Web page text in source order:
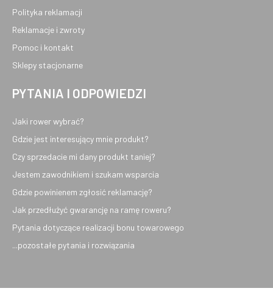
Polityka reklamacji
Reklamacje i zwroty
Pomoc i kontakt
Sklepy stacjonarne
PYTANIA I ODPOWIEDZI
Jaki rower wybrać?
Gdzie jest interesujący mnie produkt?
Czy sprzedacie mi dany produkt taniej?
Jestem zawodnikiem i szukam wsparcia
Gdzie powinienem zgłosić reklamację?
Jak przedłużyć gwarancję na ramę roweru?
Pytania dotyczące realizacji bonu towarowego
...pozostałe pytania i rozwiązania